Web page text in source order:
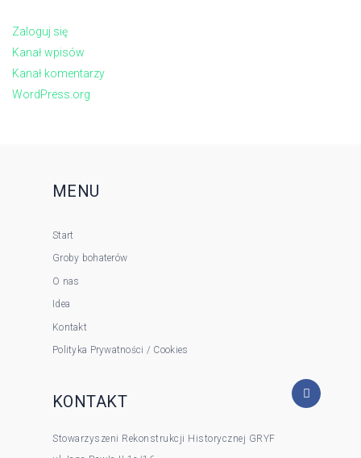
Zaloguj się
Kanał wpisów
Kanał komentarzy
WordPress.org
MENU
Start
Groby bohaterów
O nas
Idea
Kontakt
Polityka Prywatności / Cookies
KONTAKT
Stowarzyszeni Rekonstrukcji Historycznej GRYF